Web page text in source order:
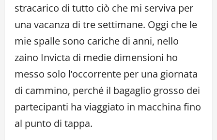
stracarico di tutto ciò che mi serviva per
una vacanza di tre settimane. Oggi che le
mie spalle sono cariche di anni, nello
zaino Invicta di medie dimensioni ho
messo solo l’occorrente per una giornata
di cammino, perché il bagaglio grosso dei
partecipanti ha viaggiato in macchina fino
al punto di tappa.